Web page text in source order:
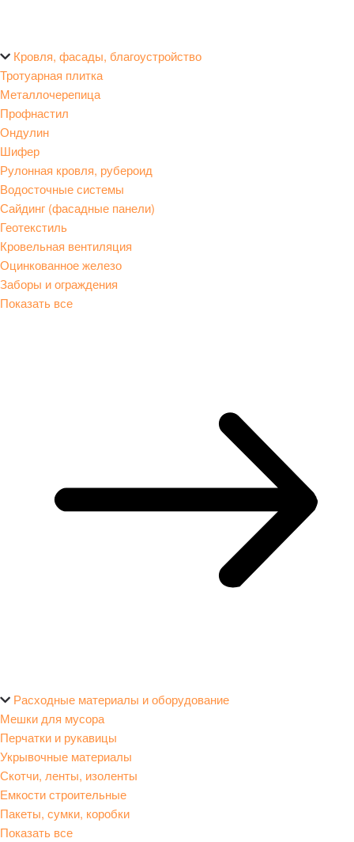
Кровля, фасады, благоустройство
Тротуарная плитка
Металлочерепица
Профнастил
Ондулин
Шифер
Рулонная кровля, рубероид
Водосточные системы
Сайдинг (фасадные панели)
Геотекстиль
Кровельная вентиляция
Оцинкованное железо
Заборы и ограждения
Показать все
Расходные материалы и оборудование
Мешки для мусора
Перчатки и рукавицы
Укрывочные материалы
Скотчи, ленты, изоленты
Емкости строительные
Пакеты, сумки, коробки
Показать все